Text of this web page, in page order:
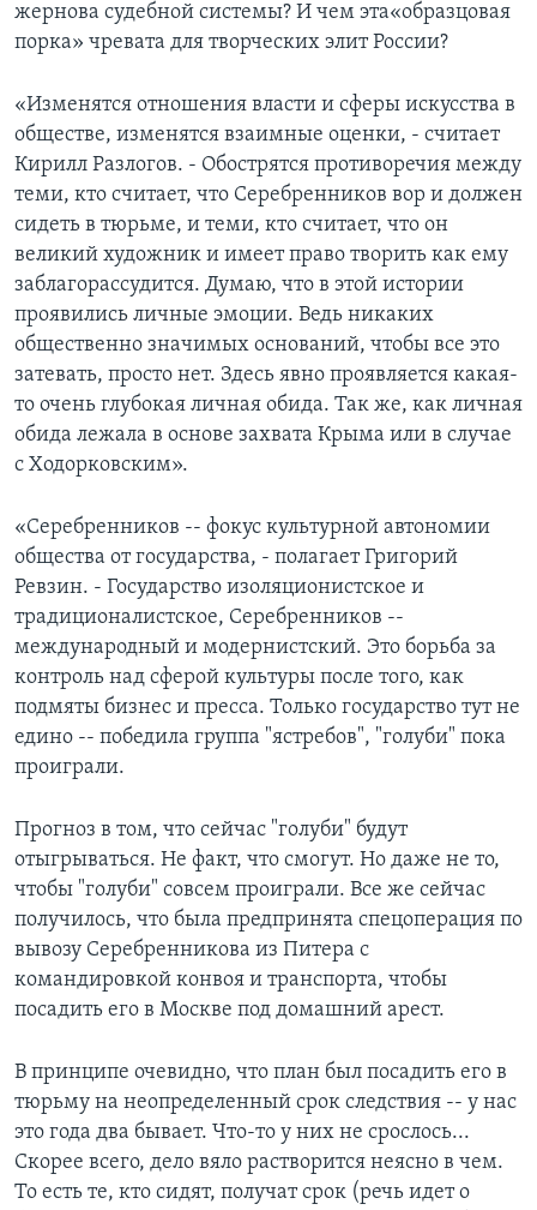
жернова судебной системы? И чем эта«образцовая
порка» чревата для творческих элит России?
«Изменятся отношения власти и сферы искусства в
обществе, изменятся взаимные оценки, - считает
Кирилл Разлогов. - Обострятся противоречия между
теми, кто считает, что Серебренников вор и должен
сидеть в тюрьме, и теми, кто считает, что он
великий художник и имеет право творить как ему
заблагорассудится. Думаю, что в этой истории
проявились личные эмоции. Ведь никаких
общественно значимых оснований, чтобы все это
затевать, просто нет. Здесь явно проявляется какая-
то очень глубокая личная обида. Так же, как личная
обида лежала в основе захвата Крыма или в случае
с Ходорковским».
«Серебренников -- фокус культурной автономии
общества от государства, - полагает Григорий
Ревзин. - Государство изоляционистское и
традиционалистское, Серебренников --
международный и модернистский. Это борьба за
контроль над сферой культуры после того, как
подмяты бизнес и пресса. Только государство тут не
едино -- победила группа "ястребов", "голуби" пока
проиграли.
Прогноз в том, что сейчас "голуби" будут
отыгрываться. Не факт, что смогут. Но даже не то,
чтобы "голуби" совсем проиграли. Все же сейчас
получилось, что была предпринята спецоперация по
вывозу Серебренникова из Питера с
командировкой конвоя и транспорта, чтобы
посадить его в Москве под домашний арест.
В принципе очевидно, что план был посадить его в
тюрьму на неопределенный срок следствия -- у нас
это года два бывает. Что-то у них не срослось...
Скорее всего, дело вяло растворится неясно в чем.
То есть те, кто сидят, получат срок (речь идет о